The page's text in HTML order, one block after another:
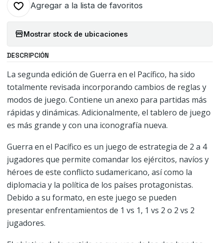
Agregar a la lista de favoritos
Mostrar stock de ubicaciones
DESCRIPCIÓN
La segunda edición de Guerra en el Pacífico, ha sido
totalmente revisada incorporando cambios de reglas y
modos de juego. Contiene un anexo para partidas más
rápidas y dinámicas. Adicionalmente, el tablero de juego
es más grande y con una iconografía nueva.
Guerra en el Pacífico es un juego de estrategia de 2 a 4
jugadores que permite comandar los ejércitos, navíos y
héroes de este conflicto sudamericano, así como la
diplomacia y la política de los países protagonistas.
Debido a su formato, en este juego se pueden
presentar enfrentamientos de 1 vs 1, 1 vs 2 o 2 vs 2
jugadores.